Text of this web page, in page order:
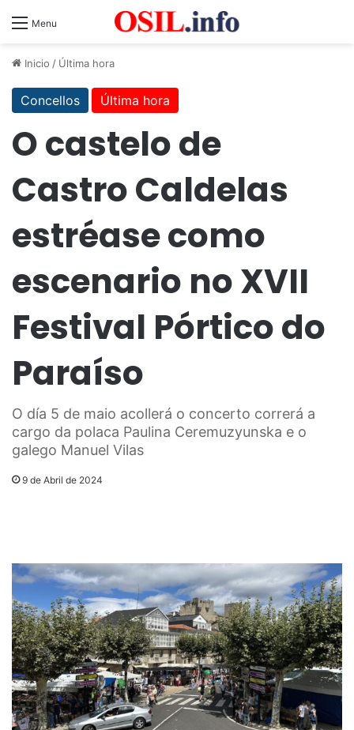
Menu
Inicio / Última hora
Concellos Última hora
O castelo de
Castro Caldelas
estréase como
escenario no XVII
Festival Pórtico do
Paraíso
O día 5 de maio acollerá o concerto correrá a
cargo da polaca Paulina Ceremuzyunska e o
galego Manuel Vilas
9 de Abril de 2024